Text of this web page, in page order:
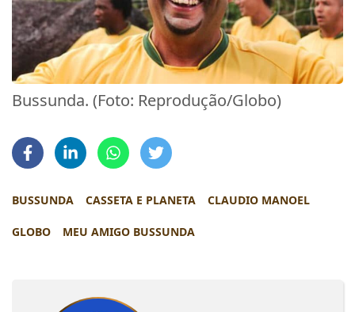
Bussunda. (Foto: Reprodução/Globo)
BUSSUNDA CASSETA E PLANETA CLAUDIO MANOEL
GLOBO MEU AMIGO BUSSUNDA